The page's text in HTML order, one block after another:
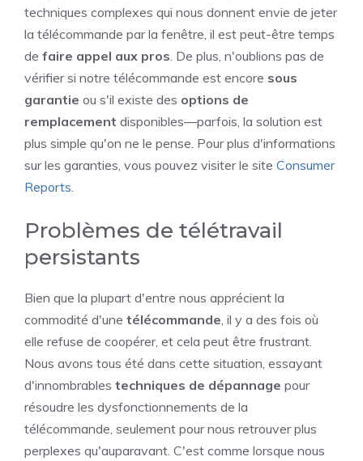
techniques complexes qui nous donnent envie de jeter
la télécommande par la fenêtre, il est peut-être temps
de faire appel aux pros. De plus, n'oublions pas de
vérifier si notre télécommande est encore sous
garantie ou s'il existe des options de
remplacement disponibles—parfois, la solution est
plus simple qu'on ne le pense. Pour plus d'informations
sur les garanties, vous pouvez visiter le site Consumer
Reports.
Problèmes de télétravail
persistants
Bien que la plupart d'entre nous apprécient la
commodité d'une télécommande, il y a des fois où
elle refuse de coopérer, et cela peut être frustrant.
Nous avons tous été dans cette situation, essayant
d'innombrables techniques de dépannage pour
résoudre les dysfonctionnements de la
télécommande, seulement pour nous retrouver plus
perplexes qu'auparavant. C'est comme lorsque nous